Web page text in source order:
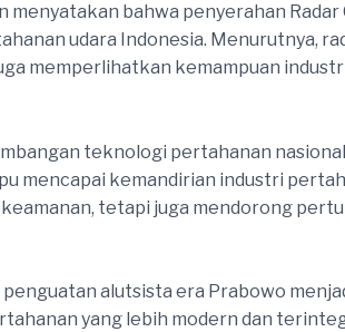
menyatakan bahwa penyerahan
udara Indonesia. Menurutnya,
memperlihatkan kemampuan
teknologi pertahanan
mencapai kemandirian industri
tetapi juga mendorong
alutsista era Prabowo
yang lebih modern dan